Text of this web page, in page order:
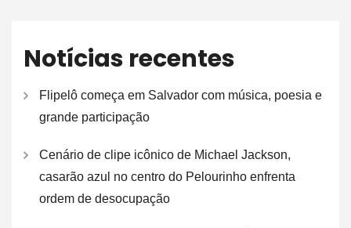
Notícias recentes
Flipelô começa em Salvador com música, poesia e
grande participação
Cenário de clipe icônico de Michael Jackson,
casarão azul no centro do Pelourinho enfrenta
ordem de desocupação